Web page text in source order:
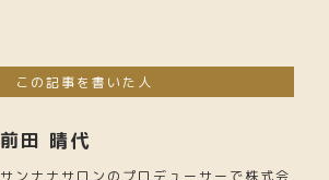
この記事を書いた人
前田 晴代
サンナナサロンのプロデューサーで株式会